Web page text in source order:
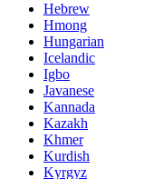
Hebrew
Hmong
Hungarian
Icelandic
Igbo
Javanese
Kannada
Kazakh
Khmer
Kurdish
Kyrgyz